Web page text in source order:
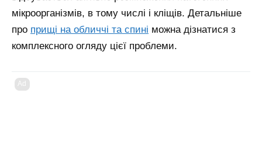
мікроорганізмів, в тому числі і кліщів. Детальніше
про прищі на обличчі та спині можна дізнатися з
комплексного огляду цієї проблеми.
Ad